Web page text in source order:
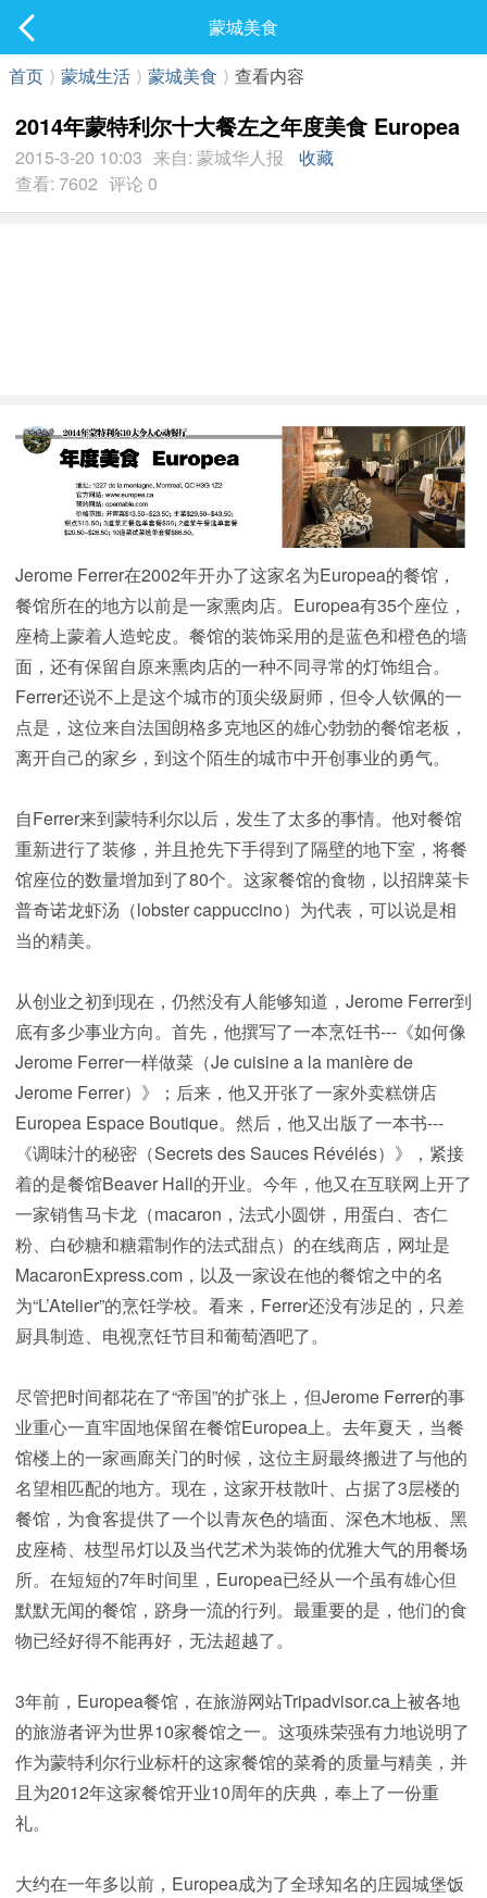
最新发表
蒙城美食
首页 ⟩ 蒙城生活 ⟩ 蒙城美食 ⟩ 查看内容
2014年蒙特利尔十大餐左之年度美食 Europea
2015-3-20 10:03 来自: 蒙城华人报
收藏
查看: 7602 评论 0
Jerome Ferrer在2002年开办了这家名为Europea的餐馆，
餐馆所在的地方以前是一家熏肉店。Europea有35个座位，
座椅上蒙着人造蛇皮。餐馆的装饰采用的是蓝色和橙色的墙
面，还有保留自原来熏肉店的一种不同寻常的灯饰组合。
Ferrer还说不上是这个城市的顶尖级厨师，但令人钦佩的一
点是，这位来自法国朗格多克地区的雄心勃勃的餐馆老板，
离开自己的家乡，到这个陌生的城市中开创事业的勇气。
自Ferrer来到蒙特利尔以后，发生了太多的事情。他对餐馆
重新进行了装修，并且抢先下手得到了隔壁的地下室，将餐
馆座位的数量增加到了80个。这家餐馆的食物，以招牌菜卡
普奇诺龙虾汤（lobster cappuccino）为代表，可以说是相
当的精美。
从创业之初到现在，仍然没有人能够知道，Jerome Ferrer到
底有多少事业方向。首先，他撰写了一本烹饪书---《如何像
Jerome Ferrer一样做菜（Je cuisine a la manière de
Jerome Ferrer）》；后来，他又开张了一家外卖糕饼店
Europea Espace Boutique。然后，他又出版了一本书---
《调味汁的秘密（Secrets des Sauces Révélés）》，紧接
着的是餐馆Beaver Hall的开业。今年，他又在互联网上开了
一家销售马卡龙（macaron，法式小圆饼，用蛋白、杏仁
粉、白砂糖和糖霜制作的法式甜点）的在线商店，网址是
MacaronExpress.com，以及一家设在他的餐馆之中的名
为“L’Atelier”的烹饪学校。看来，Ferrer还没有涉足的，只差
厨具制造、电视烹饪节目和葡萄酒吧了。
尽管把时间都花在了“帝国”的扩张上，但Jerome Ferrer的事
业重心一直牢固地保留在餐馆Europea上。去年夏天，当餐
馆楼上的一家画廊关门的时候，这位主厨最终搬进了与他的
名望相匹配的地方。现在，这家开枝散叶、占据了3层楼的
餐馆，为食客提供了一个以青灰色的墙面、深色木地板、黑
皮座椅、枝型吊灯以及当代艺术为装饰的优雅大气的用餐场
所。在短短的7年时间里，Europea已经从一个虽有雄心但
默默无闻的餐馆，跻身一流的行列。最重要的是，他们的食
物已经好得不能再好，无法超越了。
3年前，Europea餐馆，在旅游网站Tripadvisor.ca上被各地
的旅游者评为世界10家餐馆之一。这项殊荣强有力地说明了
作为蒙特利尔行业标杆的这家餐馆的菜肴的质量与精美，并
且为2012年这家餐馆开业10周年的庆典，奉上了一份重
礼。
大约在一年多以前，Europea成为了全球知名的庄园城堡饭